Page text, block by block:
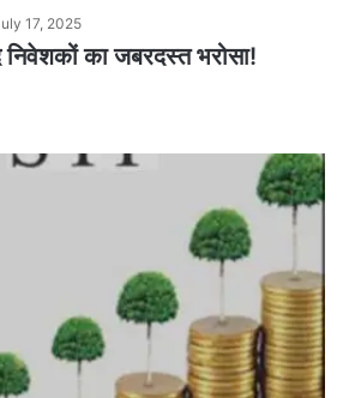
17, 2025
का जबरदस्त भरोसा!